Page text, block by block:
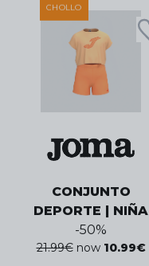
CHOLLO
CONJUNTO
DEPORTE | NIÑA
-50%
21.99€ now 10.99€